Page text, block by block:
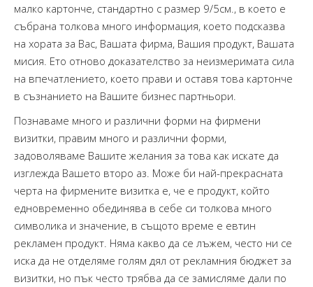
малко картонче, стандартно с размер 9/5см., в което е
събрана толкова много информация, което подсказва
на хората за Вас, Вашата фирма, Вашия продукт, Вашата
мисия. Ето отново доказателство за неизмеримата сила
на впечатлението, което прави и оставя това картонче
в съзнанието на Вашите бизнес партньори.
Познаваме много и различни форми на фирмени
визитки, правим много и различни форми,
задоволяваме Вашите желания за това как искате да
изглежда Вашето второ аз. Може би най-прекрасната
черта на фирмените визитка е, че е продукт, който
едновременно обединява в себе си толкова много
символика и значение, в същото време е евтин
рекламен продукт. Няма какво да се лъжем, често ни се
иска да не отделяме голям дял от рекламния бюджет за
визитки, но пък често трябва да се замисляме дали по